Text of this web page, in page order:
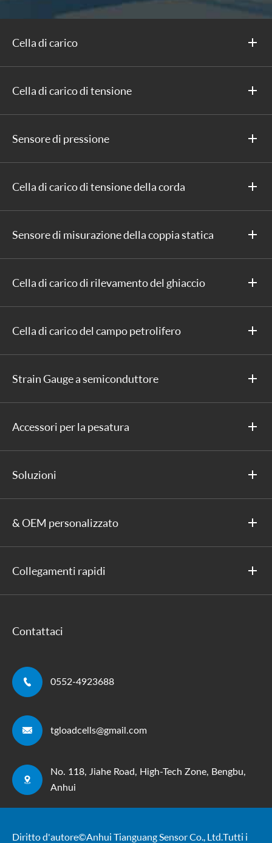
Cella di carico
Cella di carico di tensione
Sensore di pressione
Cella di carico di tensione della corda
Sensore di misurazione della coppia statica
Cella di carico di rilevamento del ghiaccio
Cella di carico del campo petrolifero
Strain Gauge a semiconduttore
Accessori per la pesatura
Soluzioni
& OEM personalizzato
Collegamenti rapidi
Contattaci
 0552-4923688
 tgloadcells@gmail.com

No. 118, Jiahe Road, High-Tech Zone, Bengbu,
Anhui
Diritto d'autore ©Anhui Tianguang Sensor Co., Ltd.Tutti i